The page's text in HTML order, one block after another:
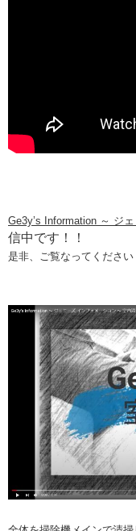
Ge3y’s Information ～
信中です！！
是非、ご覧なってください